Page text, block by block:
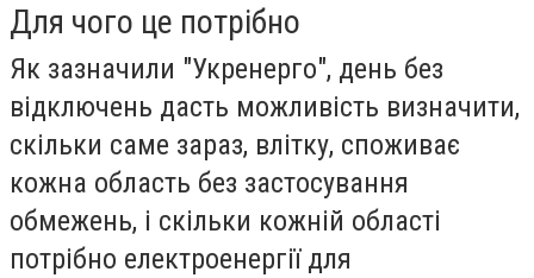
Для чого це потрібно
Як зазначили "Укренерго", день без
відключень дасть можливість визначити,
скільки саме зараз, влітку, споживає
кожна область без застосування
обмежень, і скільки кожній області
потрібно електроенергії для